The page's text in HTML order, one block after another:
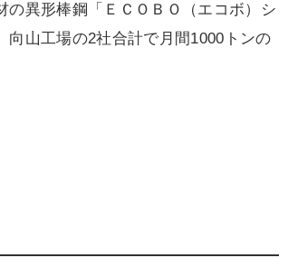
異形棒鋼「ＥＣＯＢＯ（エコボ）シ
向山工場の2社合計で月間1000トンの